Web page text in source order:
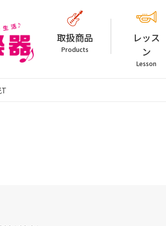
取扱商品
Products
レッス
ン
Lesson
T